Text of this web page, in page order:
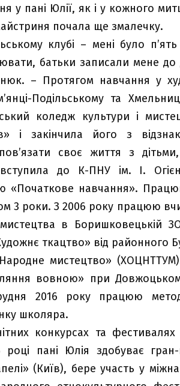
у пані Юлії, як і у кожного
почала ще змалечку.
клубі – мені було п’ять
батьки записали мене
– Протягом навчання у
Подільському та
коледж культури і
і закінчила його з
своє життя з
до К-ПНУ ім. І.
«Початкове навчання».
3 роки. З 2006 року працюю
в Боришковецькій
ткацтво» від районного
мистецтво»
вовною» при
2016 року працюю
школяра.
конкурсах та фестивалях
пані Юлія здобуває
(Київ), бере участь у